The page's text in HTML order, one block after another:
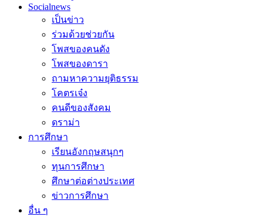
Socialnews
เป็นข่าว
ร่วมด้วยช่วยกัน
โพสของคนดัง
โพสของดารา
ถามหาความยุติธรรม
โคตรเจ๋ง
คนดีของสังคม
ดราม่า
การศึกษา
เรียนอังกฤษสนุกๆ
ทุนการศึกษา
ศึกษาต่อต่างประเทศ
ข่าวการศึกษา
อื่น ๆ